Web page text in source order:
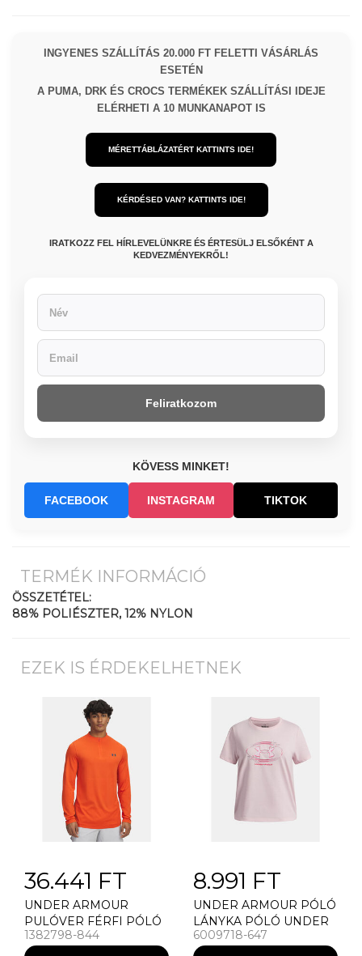
INGYENES SZÁLLÍTÁS 20.000 FT FELETTI VÁSÁRLÁS
ESETÉN
A PUMA, DRK ÉS CROCS TERMÉKEK SZÁLLÍTÁSI IDEJE
ELÉRHETI A 10 MUNKANAPOT IS
MÉRETTÁBLÁZATÉRT KATTINTS IDE!
KÉRDÉSED VAN? KATTINTS IDE!
IRATKOZZ FEL HÍRLEVELÜNKRE ÉS ÉRTESÜLJ ELSŐKÉNT A
KEDVEZMÉNYEKRŐL!
Feliratkozom
KÖVESS MINKET!
FACEBOOK INSTAGRAM TIKTOK
TERMÉK INFORMÁCIÓ
ÖSSZETÉTEL:
88% POLIÉSZTER, 12% NYLON
EZEK IS ÉRDEKELHETNEK
36.441 FT
UNDER ARMOUR
PULÓVER FÉRFI PÓLÓ
UNDER ARMOUR
1382798-844
8.991 FT
UNDER ARMOUR PÓLÓ
LÁNYKA PÓLÓ UNDER
ARMOUR UA G STAR
6009718-647